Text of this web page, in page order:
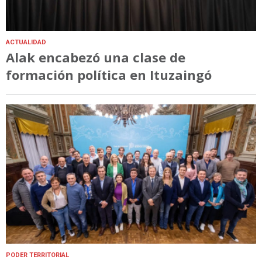
ACTUALIDAD
Alak encabezó una clase de
formación política en Ituzaingó
PODER TERRITORIAL